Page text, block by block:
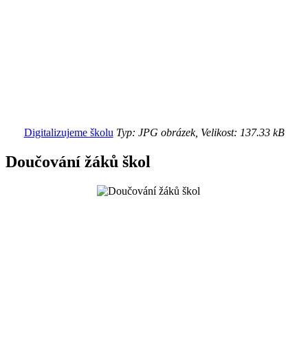
Digitalizujeme školu Typ: JPG obrázek, Velikost: 137.33 kB
Doučování žáků škol